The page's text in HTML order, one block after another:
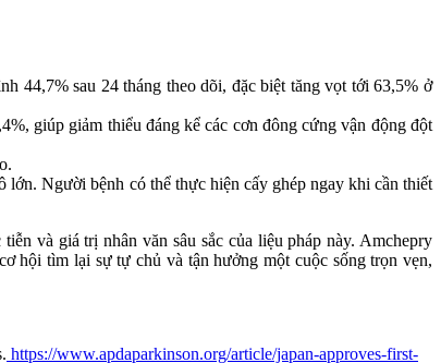
44,7% sau 24 tháng theo dõi, đặc biệt tăng vọt tới 63,5% ở
giúp giảm thiểu đáng kể các cơn đông cứng vận động đột
lớn. Người bệnh có thể thực hiện cấy ghép ngay khi cần thiết
và giá trị nhân văn sâu sắc của liệu pháp này. Amchepry
hội tìm lại sự tự chủ và tận hưởng một cuộc sống trọn vẹn,
https://www.apdaparkinson.org/article/japan-approves-first-